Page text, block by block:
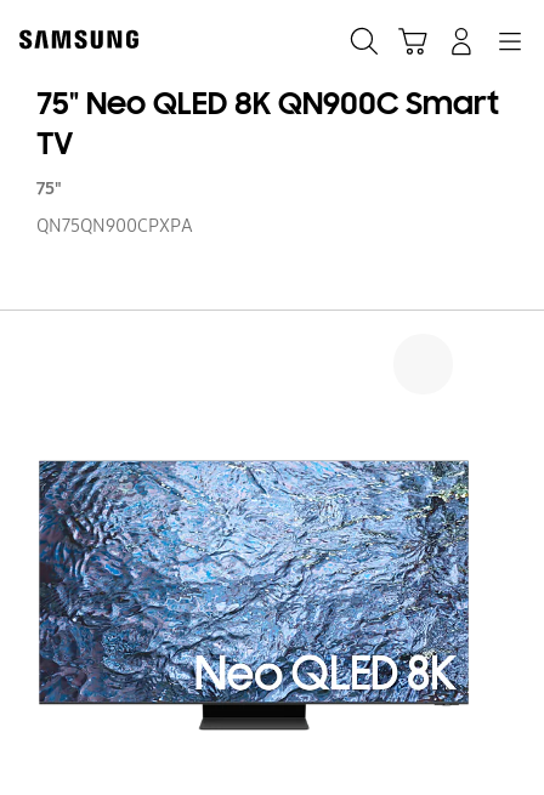
content
75" Neo QLED 8K QN900C Smart
TV
75"
QN75QN900CPXPA